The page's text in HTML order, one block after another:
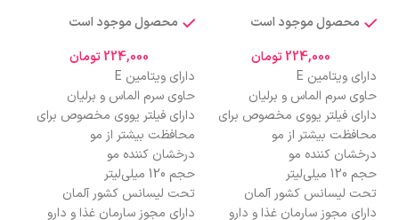
محصول موجود است
224,000 تومان
دارای ویتامین E
حاوی سرم الماس و برلیان
دارای فیلتر یووی مخصوص برای
محافظت بیشتر از مو
درخشان کننده مو
حجم 120 میلی‌لیتر
تحت لیسانس کشور آلمان
دارای مجوز سارمان غذا و دارو
محصول موجود است
224,000 تومان
دارای ویتامین E
حاوی سرم الماس و برلیان
دارای فیلتر یووی مخصوص برای
محافظت بیشتر از مو
درخشان کننده مو
حجم 120 میلی‌لیتر
تحت لیسانس کشور آلمان
دارای مجوز سارمان غذا و دارو